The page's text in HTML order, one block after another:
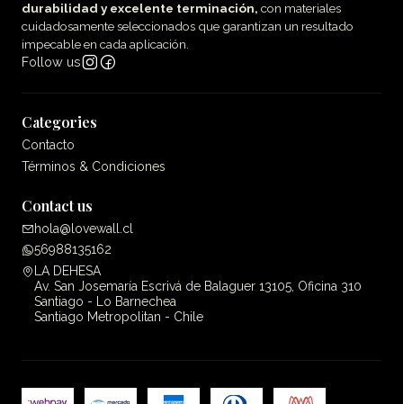
durabilidad y excelente terminación, con materiales
cuidadosamente seleccionados que garantizan un resultado
impecable en cada aplicación.
Follow us
Categories
Contacto
Términos & Condiciones
Contact us
hola@lovewall.cl
56988135162
LA DEHESA
Av. San Josemaría Escrivá de Balaguer 13105, Oficina 310
Santiago - Lo Barnechea
Santiago Metropolitan - Chile